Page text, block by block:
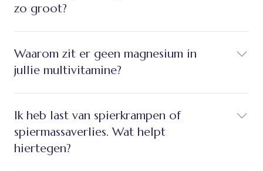
zo groot?
Waarom zit er geen magnesium in
jullie multivitamine?
Ik heb last van spierkrampen of
spiermassaverlies. Wat helpt
hiertegen?